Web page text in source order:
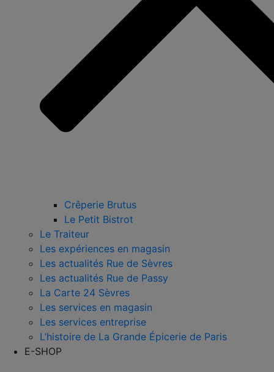
Crêperie Brutus
Le Petit Bistrot
Le Traiteur
Les expériences en magasin
Les actualités Rue de Sèvres
Les actualités Rue de Passy
La Carte 24 Sèvres
Les services en magasin
Les services entreprise
L’histoire de La Grande Épicerie de Paris
E-SHOP